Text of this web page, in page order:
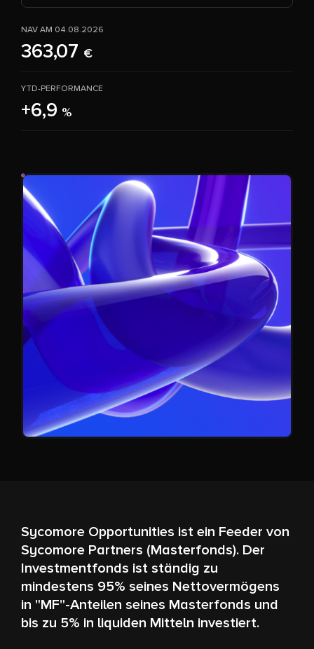
NAV AM 04.08.2026
363,07 €
YTD-PERFORMANCE
+6,9 %
Sycomore Opportunities ist ein Feeder von
Sycomore Partners (Masterfonds). Der
Investmentfonds ist ständig zu
mindestens 95% seines Nettovermögens
in "MF"-Anteilen seines Masterfonds und
bis zu 5% in liquiden Mitteln investiert.